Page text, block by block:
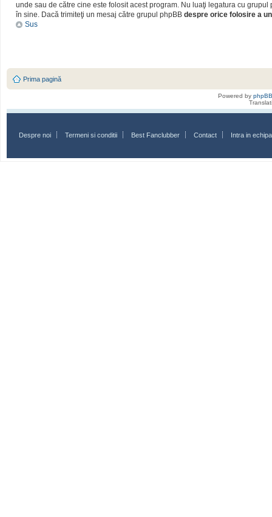
unde sau de către cine este folosit acest program. Nu luaţi legatura cu
în sine. Dacă trimiteţi un mesaj către grupul phpBB despre orice folosire a
Sus
Prima pagină
Powered by phpBB
Despre noi Termeni si conditii Best Fanclubber Contact Intra in